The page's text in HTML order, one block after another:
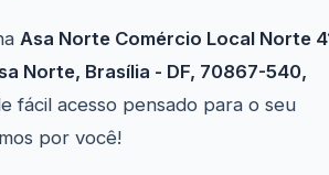
Asa Norte Comércio Local Norte
Norte, Brasília - DF, 70867-540,
fácil acesso pensado para o seu
por você!